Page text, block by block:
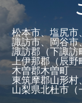
松本市、塩尻市
諏訪市、岡谷市
諏訪郡（下諏訪
上伊那郡（辰野
木曽郡木曽町
東筑摩郡山形村
山梨県北杜市（